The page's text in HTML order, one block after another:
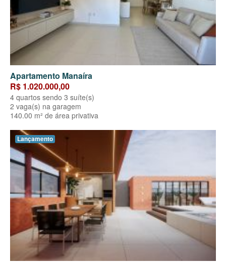
Apartamento Manaíra
R$ 1.020.000,00
4 quartos sendo 3 suíte(s)
2 vaga(s) na garagem
140.00 m² de área privativa
Lançamento